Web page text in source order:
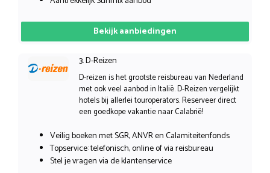
Bekijk aanbiedingen
3. D-Reizen
D-reizen is het grootste reisbureau van Nederland
met ook veel aanbod in Italië. D-Reizen vergelijkt
hotels bij allerlei touroperators. Reserveer direct
een goedkope vakantie naar Calabrië!
Veilig boeken met SGR, ANVR en Calamiteitenfonds
Topservice: telefonisch, online of via reisbureau
Stel je vragen via de klantenservice